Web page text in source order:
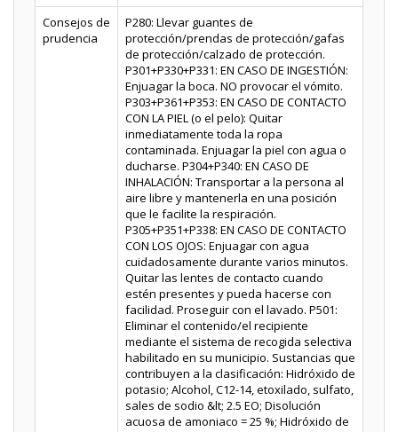
Consejos de
prudencia
P280: Llevar guantes de
protección/prendas de protección/gafas
de protección/calzado de protección.
P301+P330+P331: EN CASO DE INGESTIÓN:
Enjuagar la boca. NO provocar el vómito.
P303+P361+P353: EN CASO DE CONTACTO
CON LA PIEL (o el pelo): Quitar
inmediatamente toda la ropa
contaminada. Enjuagar la piel con agua o
ducharse. P304+P340: EN CASO DE
INHALACIÓN: Transportar a la persona al
aire libre y mantenerla en una posición
que le facilite la respiración.
P305+P351+P338: EN CASO DE CONTACTO
CON LOS OJOS: Enjuagar con agua
cuidadosamente durante varios minutos.
Quitar las lentes de contacto cuando
estén presentes y pueda hacerse con
facilidad. Proseguir con el lavado. P501:
Eliminar el contenido/el recipiente
mediante el sistema de recogida selectiva
habilitado en su municipio. Sustancias que
contribuyen a la clasificación: Hidróxido de
potasio; Alcohol, C12-14, etoxilado, sulfato,
sales de sodio &lt; 2.5 EO; Disolución
acuosa de amoniaco = 25 %; Hidróxido de